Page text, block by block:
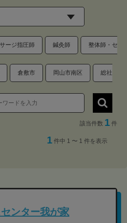
ージ指圧師 鍼灸師 整体師・セラ
倉敷市 岡山市南区 総社市
該当件数 1 件
1 件中 1 〜 1 件を表示
ンター我が家